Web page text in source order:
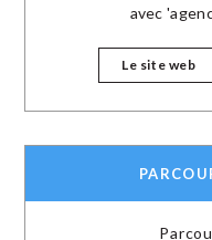
avec
Le site web